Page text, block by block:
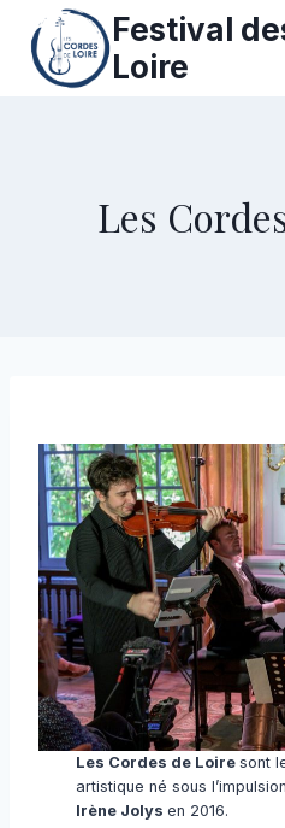
contenu
Festival
Loire
Les
Les Cordes de Loire sont
artistique né sous
Irène Jolys en 2016.